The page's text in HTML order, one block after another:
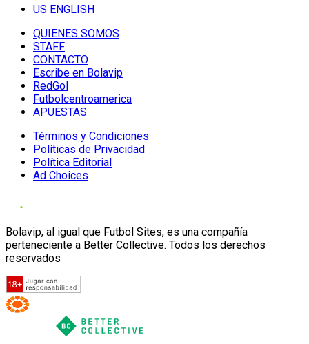
US ENGLISH
QUIENES SOMOS
STAFF
CONTACTO
Escribe en Bolavip
RedGol
Futbolcentroamerica
APUESTAS
Términos y Condiciones
Políticas de Privacidad
Política Editorial
Ad Choices
Bolavip, al igual que Futbol Sites, es una compañía
perteneciente a Better Collective. Todos los derechos
reservados